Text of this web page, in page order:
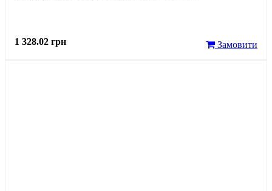
1 328.02 грн Замовити